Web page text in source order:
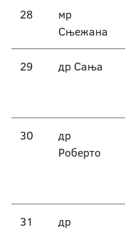
28
мр
Сњежана
29 др Сања
30
др
Роберто
31
др